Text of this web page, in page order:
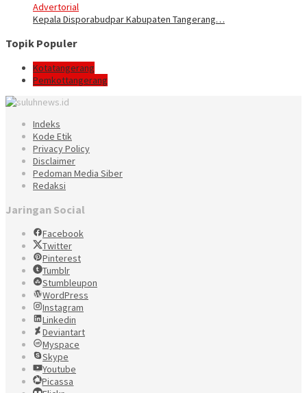
Advertorial
Kepala Disporabudpar Kabupaten Tangerang…
Topik Populer
Kotatangerang
Pemkottangerang
Indeks
Kode Etik
Privacy Policy
Disclaimer
Pedoman Media Siber
Redaksi
Jaringan Social
Facebook
Twitter
Pinterest
Tumblr
Stumbleupon
WordPress
Instagram
Linkedin
Deviantart
Myspace
Skype
Youtube
Picassa